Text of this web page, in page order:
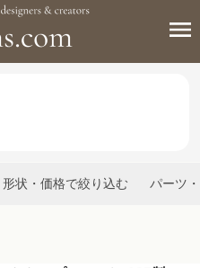
状・価格で絞り込む パーツ